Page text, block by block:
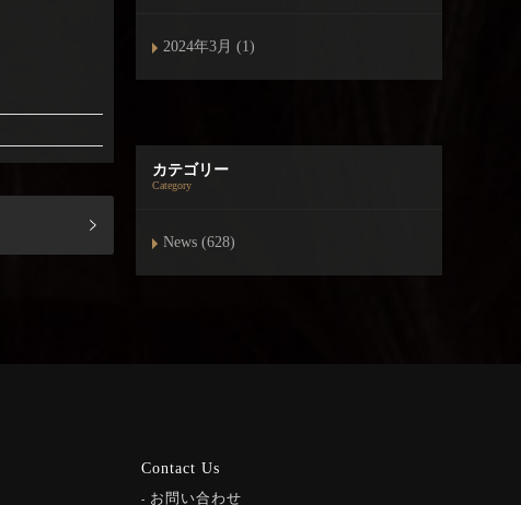
2024年3月 (1)
カテゴリー
Category
News (628)
Contact Us
お問い合わせ